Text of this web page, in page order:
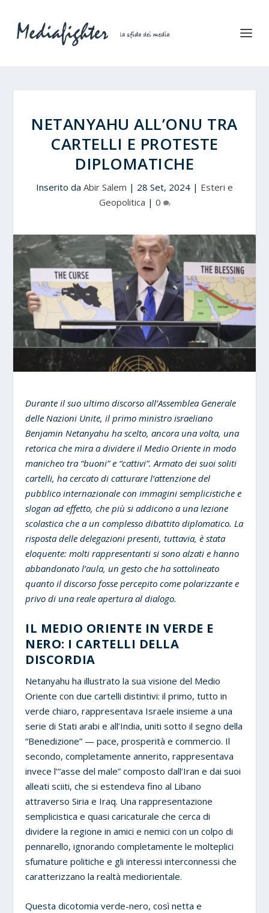
NETANYAHU ALL’ONU TRA
CARTELLI E PROTESTE
DIPLOMATICHE
Inserito da Abir Salem | 28 Set, 2024 | Esteri e
Geopolitica | 0
Durante il suo ultimo discorso all’Assemblea Generale
delle Nazioni Unite, il primo ministro israeliano
Benjamin Netanyahu ha scelto, ancora una volta, una
retorica che mira a dividere il Medio Oriente in modo
manicheo tra “buoni” e “cattivi”. Armato dei suoi soliti
cartelli, ha cercato di catturare l’attenzione del
pubblico internazionale con immagini semplicistiche e
slogan ad effetto, che più si addicono a una lezione
scolastica che a un complesso dibattito diplomatico. La
risposta delle delegazioni presenti, tuttavia, è stata
eloquente: molti rappresentanti si sono alzati e hanno
abbandonato l’aula, un gesto che ha sottolineato
quanto il discorso fosse percepito come polarizzante e
privo di una reale apertura al dialogo.
IL MEDIO ORIENTE IN VERDE E
NERO: I CARTELLI DELLA
DISCORDIA
Netanyahu ha illustrato la sua visione del Medio
Oriente con due cartelli distintivi: il primo, tutto in
verde chiaro, rappresentava Israele insieme a una
serie di Stati arabi e all’India, uniti sotto il segno della
“Benedizione” — pace, prosperità e commercio. Il
secondo, completamente annerito, rappresentava
invece l’“asse del male” composto dall’Iran e dai suoi
alleati sciiti, che si estendeva fino al Libano
attraverso Siria e Iraq. Una rappresentazione
semplicistica e quasi caricaturale che cerca di
dividere la regione in amici e nemici con un colpo di
pennarello, ignorando completamente le molteplici
sfumature politiche e gli interessi interconnessi che
caratterizzano la realtà mediorientale.
Questa dicotomia verde-nero, così netta e